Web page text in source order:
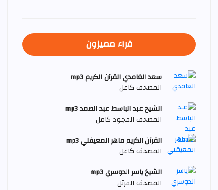
قراء مميزون
سعد الغامدي القرآن الكريم mp3
المصحف كامل
الشيخ عبد الباسط عبد الصمد mp3
المصحف المجود كامل
القرآن الكريم ماهر المعيقلي mp3
المصحف كامل
الشيخ ياسر الدوسري mp3
المصحف المرتل